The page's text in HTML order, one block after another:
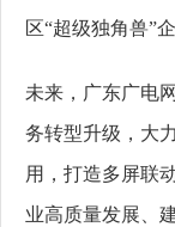
区“超级独角兽”
未来，广东广电
务转型升级，大
用，打造多屏联
业高质量发展、